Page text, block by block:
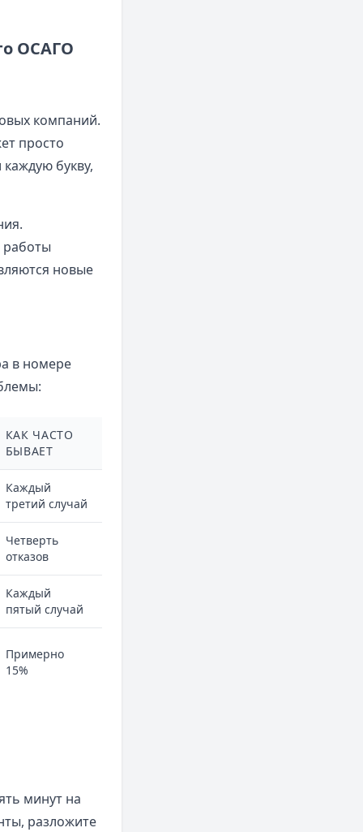
ОСАГО
компаний.
просто
букву,
работы
новые
в номере
КАК ЧАСТО
БЫВАЕТ
Каждый
третий случай
Четверть
отказов
Каждый
пятый случай
Примерно
15%
минут на
разложите